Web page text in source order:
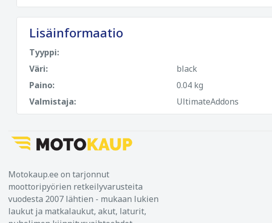
Lisäinformaatio
Tyyppi:
Väri:
black
Paino:
0.04 kg
Valmistaja:
UltimateAddons
Motokaup.ee on tarjonnut
moottoripyörien retkeilyvarusteita
vuodesta 2007 lähtien - mukaan lukien
laukut ja matkalaukut, akut, laturit,